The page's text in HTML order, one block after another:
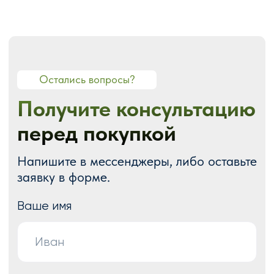
О нас Портфолио
Блог Акции
ГОТОВЫЕ РЕШЕНИЯ
Готовые многостраничные сайты